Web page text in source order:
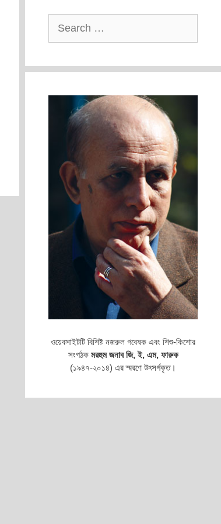
for:
ওয়েবসাইটটি বিশিষ্ট নজরুল গবেষক এবং শিশু-কিশোর
সংগঠকমরহুম জনাব জি, ই, এম, ফারুক
(১৯৪৭-২০১৪) এর স্মরণে উৎসর্গকৃত।